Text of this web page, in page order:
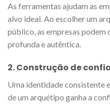
As ferramentas ajudam as
alvo ideal. Ao escolher um
público, as empresas podem
profunda e autêntica.
2. Construção de
Uma identidade consistente
de um arquétipo ganha a